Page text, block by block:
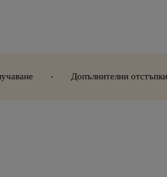
Допълнителни отстъпки от -5% за